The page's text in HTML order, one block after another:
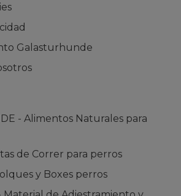
Galasturhunde
- Alimentos Naturales para
de Correr para perros
y Boxes perros